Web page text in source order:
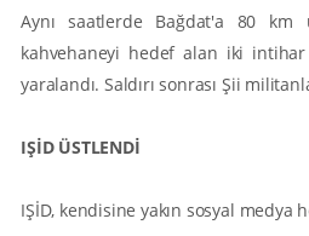
Aynı saatlerde Bağdat'a 80 km
kahvehaneyi hedef alan iki intihar
yaralandı. Saldırı sonrası Şii
IŞİD ÜSTLENDİ
IŞİD, kendisine yakın sosyal medya